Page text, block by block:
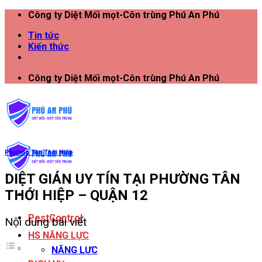
Công ty Diệt Mối mọt-Côn trùng Phú An Phú
Tin tức
Kiến thức
Công ty Diệt Mối mọt-Côn trùng Phú An Phú
PestControl
HS NĂNG LỰC
NĂNG LỰC
Phường Tân Thới Hiệp
DIỆT GIÁN UY TÍN TẠI PHƯỜNG TÂN
THỚI HIỆP – QUẬN 12
Nội dung bài viết